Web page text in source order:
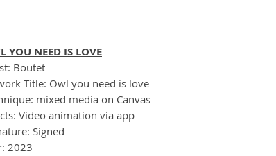
YOU NEED IS LOVE
Boutet
Title: Owl you need is love
mixed media on Canvas
Video animation via app
Signed
2023